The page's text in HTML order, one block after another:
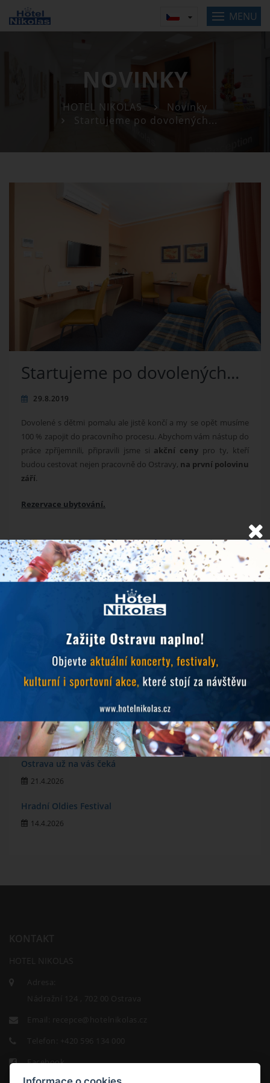
MENU
NOVINKY
HOTEL NIKOLAS
Novinky
Startujeme po dovolených...
Startujeme po dovolených...
29.8.2019
Dovolené s dětmi pomalu ale jistě končí a my se opět musíme
100 % zapojit do pracovního procesu. Abychom vám nástup do
práce zpříjemnili, připravili jsme si akční ceny pro ty, kteří
budou cestovat nejen pracovně do Ostravy, na první polovinu
září.
Rezervace ubytování.
NOVINKY
Objevujte Ostravu během svého pobytu
Prodlužujeme snídaně během hudebních festivalů
10.6.2026
MichalFest 2026
Zlatá tretra 2026
28.4.2026
Ostrava už na vás čeká
21.4.2026
Hradní Oldies Festival
14.4.2026
HOTEL NIKOLAS
Adresa:
Nádražní 124 , 702 00 Ostrava
Email:
recepce@hotelnikolas.cz
Telefon:
+420 596 134 000
Facebook